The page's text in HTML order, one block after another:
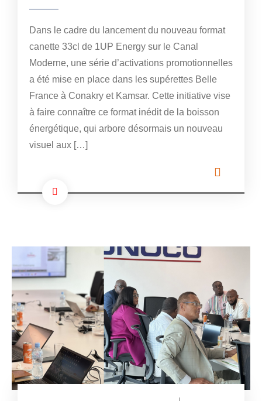
Dans le cadre du lancement du nouveau format
canette 33cl de 1UP Energy sur le Canal
Moderne, une série d’activations promotionnelles
a été mise en place dans les supérettes Belle
France à Conakry et Kamsar. Cette initiative vise
à faire connaître ce format inédit de la boisson
énergétique, qui arbore désormais un nouveau
visuel aux […]